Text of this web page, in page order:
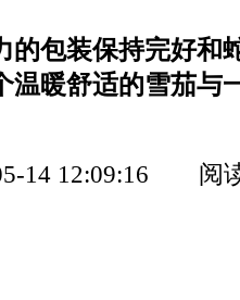
的包装保持完好和
温暖舒适的雪茄与
14 12:09:16 阅